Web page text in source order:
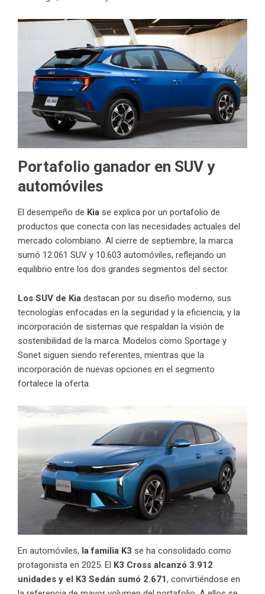
Portafolio ganador en SUV y
automóviles
El desempeño de Kia se explica por un portafolio de
productos que conecta con las necesidades actuales del
mercado colombiano. Al cierre de septiembre, la marca
sumó 12.061 SUV y 10.603 automóviles, reflejando un
equilibrio entre los dos grandes segmentos del sector.
Los SUV de Kia destacan por su diseño moderno, sus
tecnologías enfocadas en la seguridad y la eficiencia, y la
incorporación de sistemas que respaldan la visión de
sostenibilidad de la marca. Modelos como Sportage y
Sonet siguen siendo referentes, mientras que la
incorporación de nuevas opciones en el segmento
fortalece la oferta.
En automóviles, la familia K3 se ha consolidado como
protagonista en 2025. El K3 Cross alcanzó 3.912
unidades y el K3 Sedán sumó 2.671, convirtiéndose en